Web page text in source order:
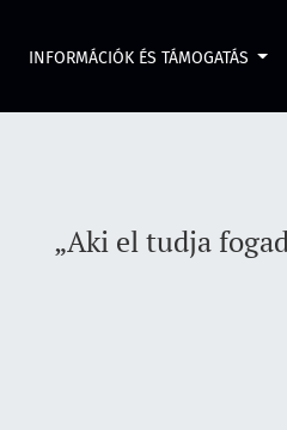
INFORMÁCIÓK ÉS TÁMOGATÁS
„Aki el tudja